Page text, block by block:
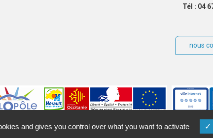
Tél : 04
nous
Mentions légales Accessibilité Plan du site Contact
and gives you control over what you want to activate